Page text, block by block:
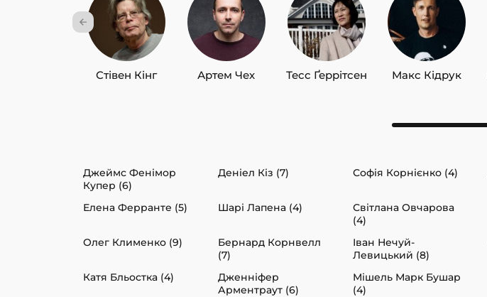
Стівен Кінг Артем Чех Тесс Ґеррітсен Макс Кідрук
Джеймс Фенімор
Купер (6)
Деніел Кіз (7) Софія Корнієнко (4)
Елена Ферранте (5) Шарі Лапена (4)
Світлана Овчарова
(4)
Олег Клименко (9)
Бернард Корнвелл
(7)
Іван Нечуй-
Левицький (8)
Катя Бльостка (4)
Дженніфер
Арментраут (6)
Мішель Марк Бушар
(4)